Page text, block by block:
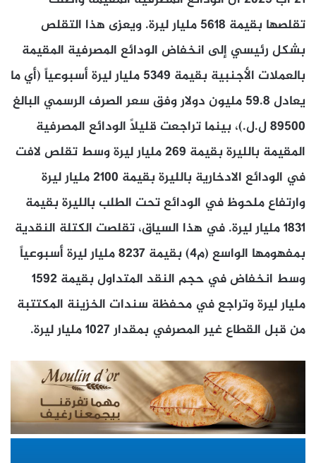
تقلصها بقيمة 5618 مليار ليرة. ويعزى هذا التقلص
بشكل رئيسي إلى انخفاض الودائع المصرفية المقيمة
بالعملات الأجنبية بقيمة 5349 مليار ليرة أسبوعياً (أي ما
يعادل 59.8 مليون دولار وفق سعر الصرف الرسمي البالغ
89500 ل.ل.)، بينما تراجعت قليلاً الودائع المصرفية
المقيمة بالليرة بقيمة 269 مليار ليرة وسط تقلص لافت
في الودائع الادخارية بالليرة بقيمة 2100 مليار ليرة
وارتفاع ملحوظ في الودائع تحت الطلب بالليرة بقيمة
1831 مليار ليرة. في هذا السياق، تقلصت الكتلة النقدية
بمفهومها الواسع (م4) بقيمة 8237 مليار ليرة أسبوعياً
وسط انخفاض في حجم النقد المتداول بقيمة 1592
مليار ليرة وتراجع في محفظة سندات الخزينة المكتتبة
من قبل القطاع غير المصرفي بمقدار 1027 مليار ليرة.